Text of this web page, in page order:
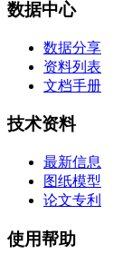
数据中心
数据分享
资料列表
文档手册
技术资料
最新信息
图纸模型
论文专利
使用帮助